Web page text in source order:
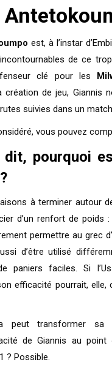
est, à l’instar
de ce
clé pour les
de jeu, Giannis
suivies dans un
vous pouvez
dit, pourquoi
à terminer autour
d’un renfort de poids :
permettre au grec
d’être utilisé
paniers faciles. Si
efficacité pourrait, elle,
peut transformer sa
de Giannis au point
? Possible.